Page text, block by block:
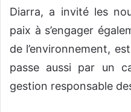
Diarra, a invité les
paix à s’engager
de l’environnement,
passe aussi par un
gestion responsable